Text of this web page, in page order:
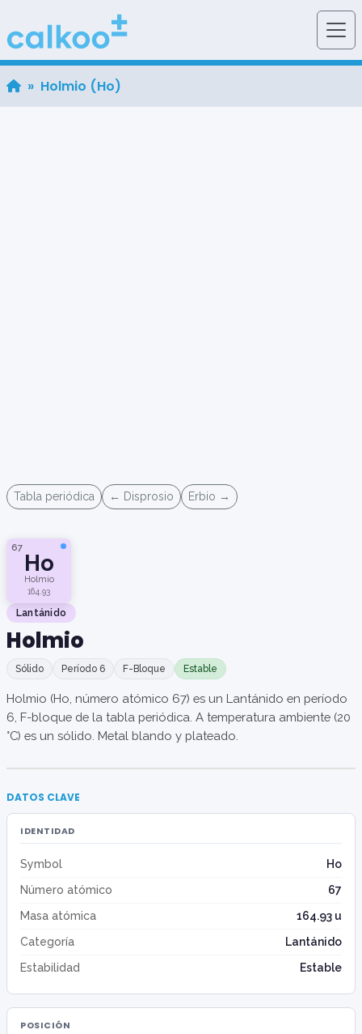
» Holmio (Ho)
Tabla periódica ← Disprosio Erbio →
67
Ho
Holmio
164.93
Lantánido
Holmio
Sólido Período 6 F-Bloque Estable
Holmio (Ho, número atómico 67) es un Lantánido en período
6, F-bloque de la tabla periódica. A temperatura ambiente (20
°C) es un sólido. Metal blando y plateado.
DATOS CLAVE
IDENTIDAD
Symbol
Ho
Número atómico
67
Masa atómica
164.93 u
Categoría
Lantánido
Estabilidad
Estable
POSICIÓN